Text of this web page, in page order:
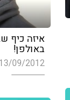
איזה כיף
באולפן!
13/09/2012